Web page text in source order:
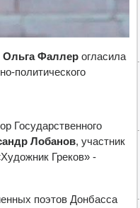
Ольга Фаллер огласила
политического
Государственного
Лобанов, участник
Греков» -
поэтов Донбасса